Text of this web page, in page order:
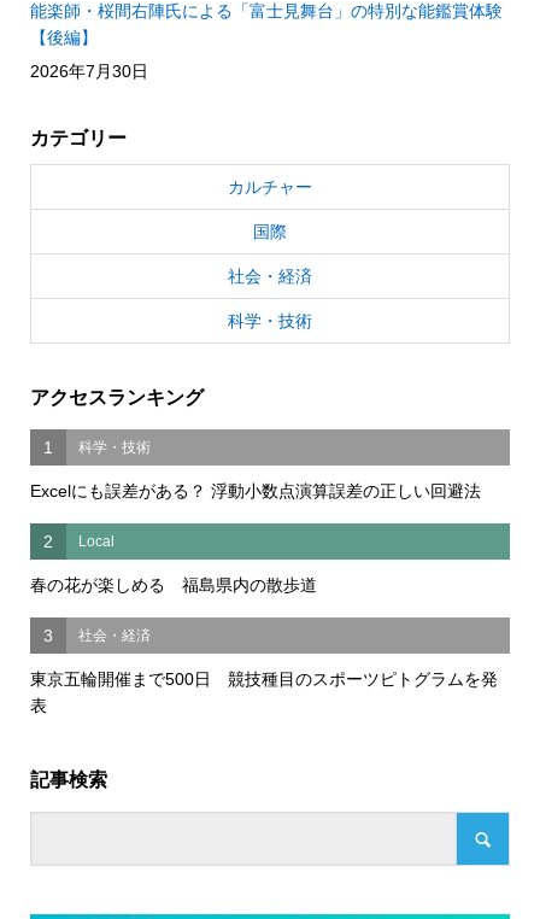
能楽師・桜間右陣氏による「富士見舞台」の特別な能鑑賞体験
【後編】
2026年7月30日
カテゴリー
カルチャー
国際
社会・経済
科学・技術
アクセスランキング
1 科学・技術
Excelにも誤差がある？ 浮動小数点演算誤差の正しい回避法
2 Local
春の花が楽しめる 福島県内の散歩道
3 社会・経済
東京五輪開催まで500日 競技種目のスポーツピトグラムを発
表
記事検索